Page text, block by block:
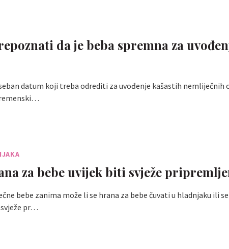
da je beba spremna za
datum koji treba odrediti za uvođenje kašastih nemliječnih
za bebe uvijek biti svježe
bebe zanima može li se hrana za bebe čuvati u hladnjaku ili
pr…